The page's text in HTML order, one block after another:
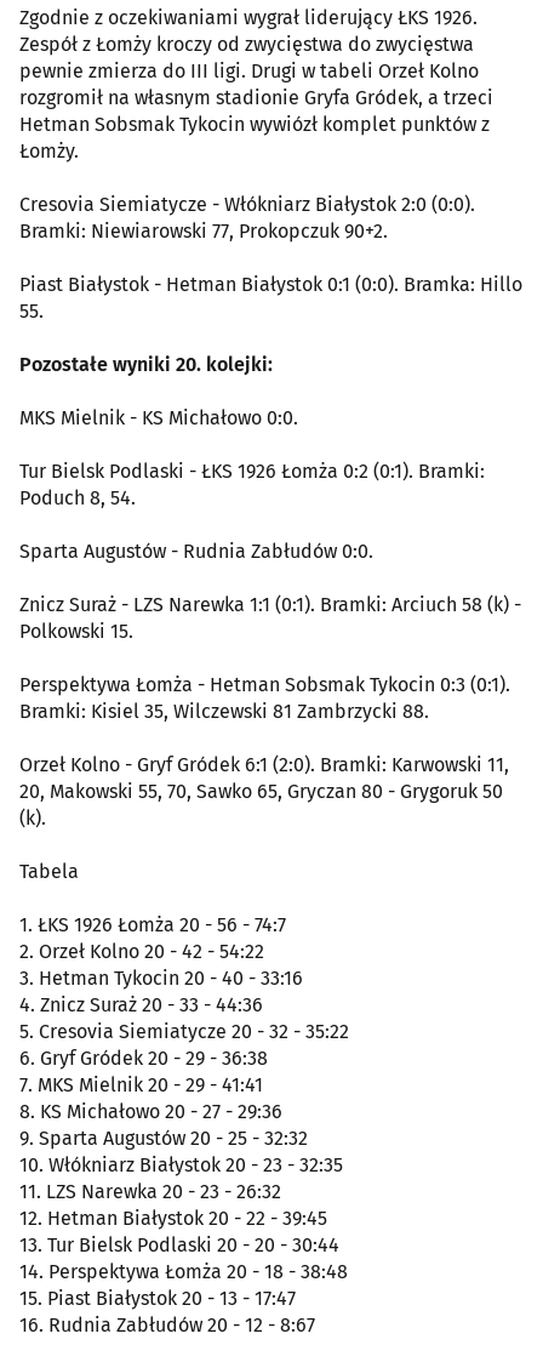
Zgodnie z oczekiwaniami wygrał liderujący ŁKS 1926.
Zespół z Łomży kroczy od zwycięstwa do zwycięstwa
pewnie zmierza do III ligi. Drugi w tabeli Orzeł Kolno
rozgromił na własnym stadionie Gryfa Gródek, a trzeci
Hetman Sobsmak Tykocin wywiózł komplet punktów z
Łomży.
Cresovia Siemiatycze - Włókniarz Białystok 2:0 (0:0).
Bramki: Niewiarowski 77, Prokopczuk 90+2.
Piast Białystok - Hetman Białystok 0:1 (0:0). Bramka: Hillo
55.
Pozostałe wyniki 20. kolejki:
MKS Mielnik - KS Michałowo 0:0.
Tur Bielsk Podlaski - ŁKS 1926 Łomża 0:2 (0:1). Bramki:
Poduch 8, 54.
Sparta Augustów - Rudnia Zabłudów 0:0.
Znicz Suraż - LZS Narewka 1:1 (0:1). Bramki: Arciuch 58 (k) -
Polkowski 15.
Perspektywa Łomża - Hetman Sobsmak Tykocin 0:3 (0:1).
Bramki: Kisiel 35, Wilczewski 81 Zambrzycki 88.
Orzeł Kolno - Gryf Gródek 6:1 (2:0). Bramki: Karwowski 11,
20, Makowski 55, 70, Sawko 65, Gryczan 80 - Grygoruk 50
(k).
Tabela
1. ŁKS 1926 Łomża 20 - 56 - 74:7
2. Orzeł Kolno 20 - 42 - 54:22
3. Hetman Tykocin 20 - 40 - 33:16
4. Znicz Suraż 20 - 33 - 44:36
5. Cresovia Siemiatycze 20 - 32 - 35:22
6. Gryf Gródek 20 - 29 - 36:38
7. MKS Mielnik 20 - 29 - 41:41
8. KS Michałowo 20 - 27 - 29:36
9. Sparta Augustów 20 - 25 - 32:32
10. Włókniarz Białystok 20 - 23 - 32:35
11. LZS Narewka 20 - 23 - 26:32
12. Hetman Białystok 20 - 22 - 39:45
13. Tur Bielsk Podlaski 20 - 20 - 30:44
14. Perspektywa Łomża 20 - 18 - 38:48
15. Piast Białystok 20 - 13 - 17:47
16. Rudnia Zabłudów 20 - 12 - 8:67